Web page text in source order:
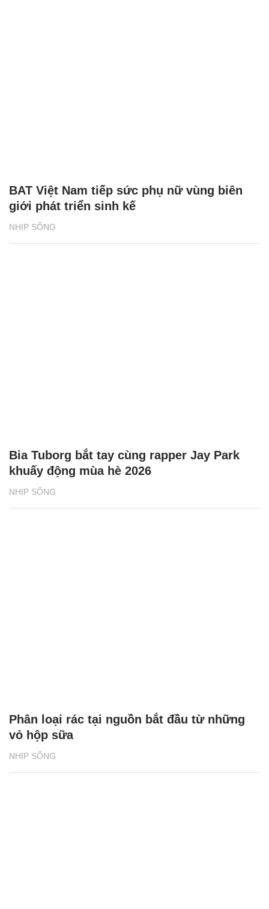
NHỊP SỐNG
BAT Việt Nam tiếp sức phụ nữ vùng biên
giới phát triển sinh kế
NHỊP SỐNG
Bia Tuborg bắt tay cùng rapper Jay Park
khuấy động mùa hè 2026
NHỊP SỐNG
Phân loại rác tại nguồn bắt đầu từ những
vỏ hộp sữa